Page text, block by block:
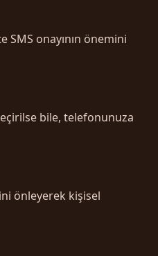
SMS onayının önemini
bile, telefonunuza
önleyerek kişisel